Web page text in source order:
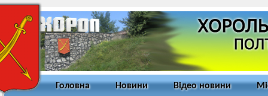
Головна Новини Відео новини